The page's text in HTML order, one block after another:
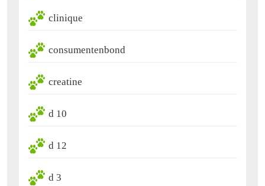
clinique
consumentenbond
creatine
d 10
d 12
d 3